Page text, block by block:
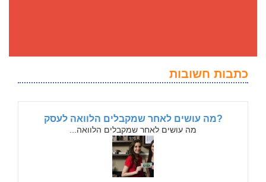
כתבות חשובות
?מה עושים לאחר שמקבלים הלוואה לעסק
מה עושים לאחר שמקבלים הלוואה...